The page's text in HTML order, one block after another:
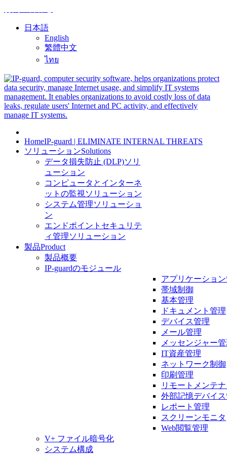
日本語
English
繁體中文
ไทย
HomeIP-guard | ELIMINATE INTERNAL THREATS
ソリューションSolutions
データ損失防止 (DLP)ソリ
ューション
コンピュータとインターネ
ットの監視ソリューション
システム管理ソリューショ
ン
エンドポイントセキュリテ
ィ管理ソリューション
製品Product
製品概要
IP-guardのモジュール
アプリケーショ
帯域制御
基本管理
ドキュメント管理
デバイス管理
メール管理
メッセンジャー
IT資産管理
ネットワーク制御
印刷管理
リモートメンテ
外部記憶デバイ
レポート管理
スクリーンモニタ
Web閲覧管理
V+ ファイル暗号化
システム構成